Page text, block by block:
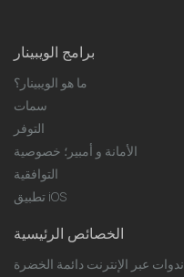
برامج الويبينار
ما هو الويبينار؟
سمات
التوفر
الأمانة و أمبير؛ خصوصية
التوافقية
تطبيق iOS
الخصائص الرئيسية
ندوات عبر الإنترنت دائمة الخضرة